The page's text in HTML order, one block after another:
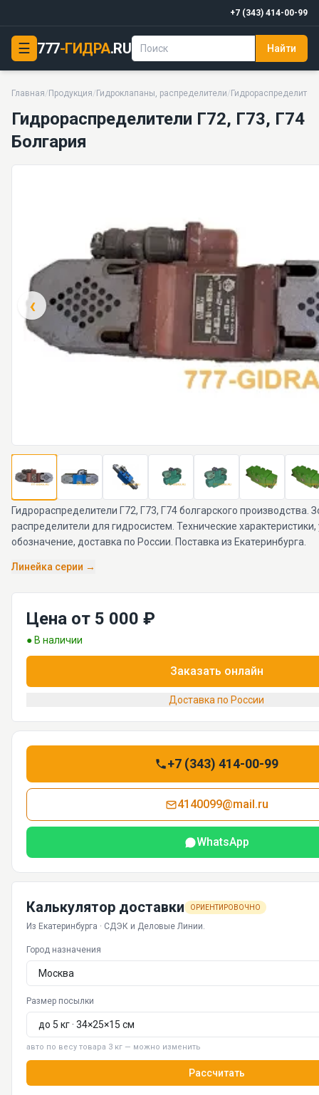
+7 (343) 414-00-99
☰ 777-ГИДРА.RU Найти
Главная/ Продукция/ Гидроклапаны, распределители/
Гидрораспределители Г72, Г73, Г74
Болгария
‹
Гидрораспределители Г72, Г73, Г74 болгарского производства.
распределители для гидросистем. Технические характеристики,
обозначение, доставка по России. Поставка из Екатеринбурга.
Линейка серии →
Цена от 5 000 ₽
● В наличии
Заказать онлайн
Доставка по России
+7 (343) 414-00-99
4140099@mail.ru
WhatsApp
Калькулятор доставки ОРИЕНТИРОВОЧНО
Из Екатеринбурга · СДЭК и Деловые Линии.
Город назначения
Размер посылки
авто по весу товара 3 кг — можно изменить
Рассчитать